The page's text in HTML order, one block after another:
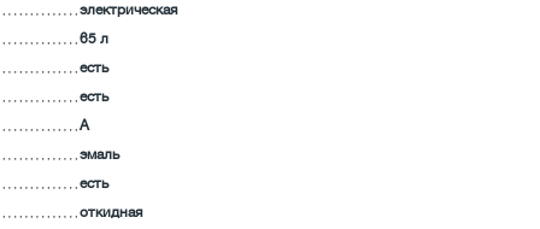
электрическая
65 л
есть
есть
А
эмаль
есть
откидная